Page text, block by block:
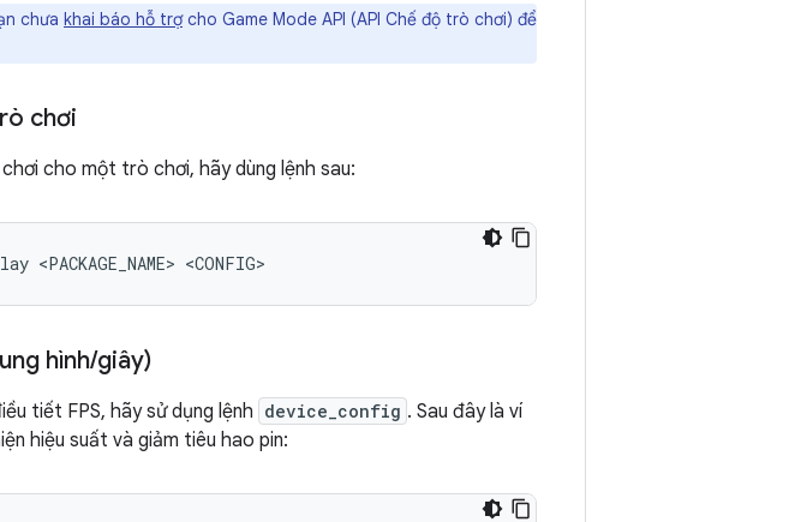
chưa khai báo hỗ trợcho Game Mode API (API Chế độ trò chơi) để
chơi
cho một trò chơi, hãy dùng lệnh sau:
<PACKAGE_NAME> <CONFIG>
hình/giây)
tiết FPS, hãy sử dụng lệnh device_config . Sau đây là ví
hiệu suất và giảm tiêu hao pin: